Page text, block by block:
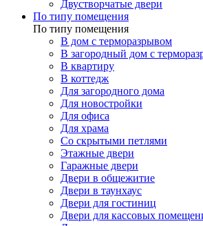
Двустворчатые двери
По типу помещения
По типу помещения
В дом с терморазрывом
В загородный дом с
В квартиру
В коттедж
Для загородного дома
Для новостройки
Для офиса
Для храма
Со скрытыми петлями
Этажные двери
Гаражные двери
Двери в общежитие
Двери в таунхаус
Двери для гостиниц
Двери для кассовых